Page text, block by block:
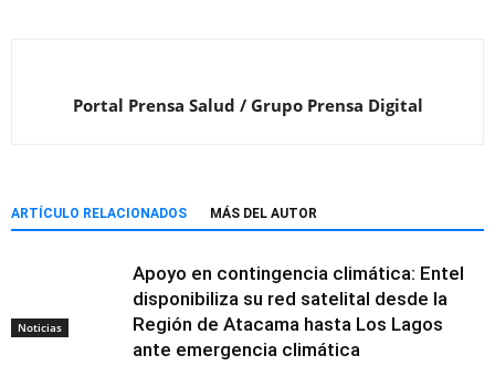
Portal Prensa Salud / Grupo Prensa Digital
ARTÍCULO RELACIONADOS MÁS DEL AUTOR
Noticias
Apoyo en contingencia climática: Entel
disponibiliza su red satelital desde la
Región de Atacama hasta Los Lagos
ante emergencia climática